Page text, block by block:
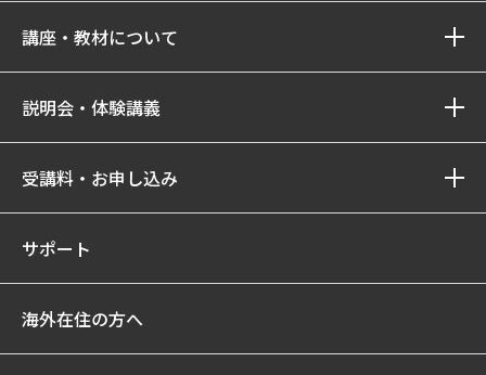
講座・教材について
説明会・体験講義
受講料・お申し込み
サポート
海外在住の方へ